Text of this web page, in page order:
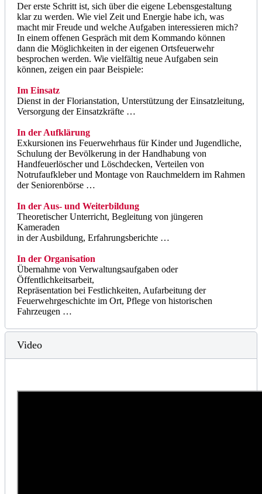
Der erste Schritt ist, sich über die eigene Lebensgestaltung
klar zu werden. Wie viel Zeit und Energie habe ich, was
macht mir Freude und welche Aufgaben interessieren mich?
In einem offenen Gespräch mit dem Kommando können
dann die Möglichkeiten in der eigenen Ortsfeuerwehr
besprochen werden. Wie vielfältig neue Aufgaben sein
können, zeigen ein paar Beispiele:
Im Einsatz
Dienst in der Florianstation, Unterstützung der Einsatzleitung,
Versorgung der Einsatzkräfte …
In der Aufklärung
Exkursionen ins Feuerwehrhaus für Kinder und Jugendliche,
Schulung der Bevölkerung in der Handhabung von
Handfeuerlöscher und Löschdecken, Verteilen von
Notrufaufkleber und Montage von Rauchmeldern im Rahmen
der Seniorenbörse …
In der Aus- und Weiterbildung
Theoretischer Unterricht, Begleitung von jüngeren
Kameraden
in der Ausbildung, Erfahrungsberichte …
In der Organisation
Übernahme von Verwaltungsaufgaben oder
Öffentlichkeitsarbeit,
Repräsentation bei Festlichkeiten, Aufarbeitung der
Feuerwehrgeschichte im Ort, Pflege von historischen
Fahrzeugen …
Video